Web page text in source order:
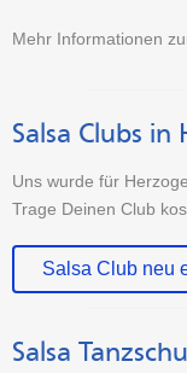
Mehr Informationen
Salsa Clubs
Uns wurde für
Trage Deinen Club
Salsa Club neu
Salsa